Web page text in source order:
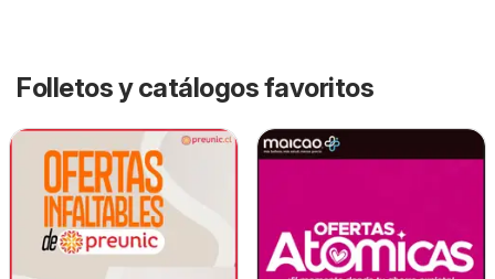
Folletos y catálogos favoritos